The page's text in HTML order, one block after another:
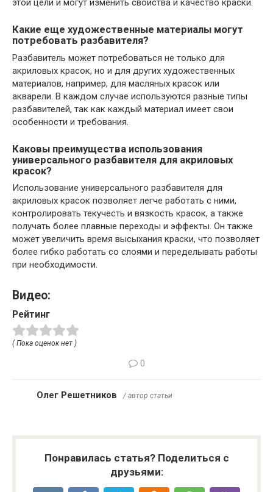
этой цели и могут изменить свойства и качество краски.
Какие еще художественные материалы могут
потребовать разбавителя?
Разбавитель может потребоваться не только для
акриловых красок, но и для других художественных
материалов, например, для масляных красок или
акварели. В каждом случае используются разные типы
разбавителей, так как каждый материал имеет свои
особенности и требования.
Каковы преимущества использования
универсального разбавителя для акриловых
красок?
Использование универсального разбавителя для
акриловых красок позволяет легче работать с ними,
контролировать текучесть и вязкость красок, а также
получать более плавные переходы и эффекты. Он также
может увеличить время высыхания краски, что позволяет
более гибко работать со слоями и переделывать работы
при необходимости.
Видео:
Рейтинг
( Пока оценок нет )
0
Олег Решетников / автор статьи
Понравилась статья? Поделиться с
друзьями: